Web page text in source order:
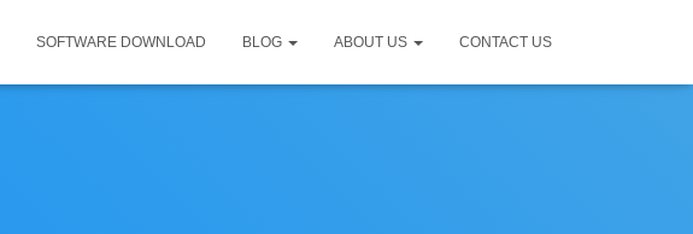
SOFTWARE DOWNLOAD BLOG ABOUT US CONTACT US